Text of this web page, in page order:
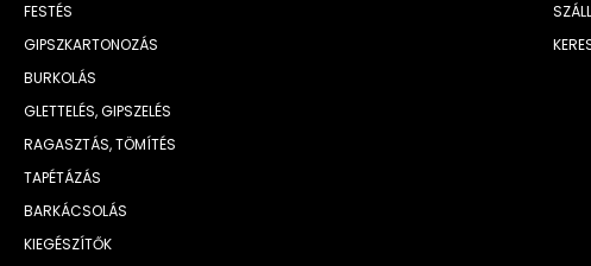
FESTÉS
GIPSZKARTONOZÁS
BURKOLÁS
GLETTELÉS, GIPSZELÉS
RAGASZTÁS, TÖMÍTÉS
TAPÉTÁZÁS
BARKÁCSOLÁS
KIEGÉSZÍTŐK